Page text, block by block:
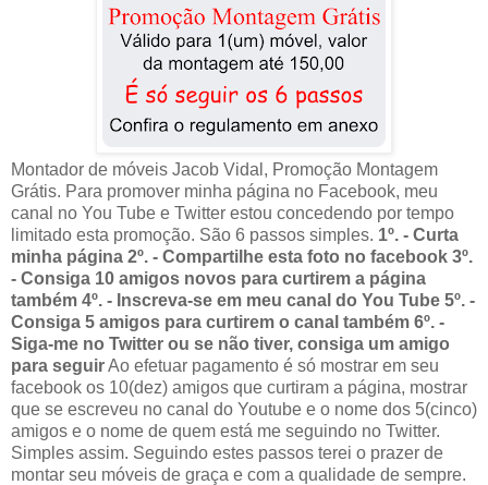
Montador de móveis Jacob Vidal, Promoção Montagem
Grátis. Para promover minha página no Facebook, meu
canal no You Tube e Twitter estou concedendo por tempo
limitado esta promoção. São 6 passos simples. 1º. - Curta
minha página 2º. - Compartilhe esta foto no facebook 3º.
- Consiga 10 amigos novos para curtirem a página
também 4º. - Inscreva-se em meu canal do You Tube 5º. -
Consiga 5 amigos para curtirem o canal também 6º. -
Siga-me no Twitter ou se não tiver, consiga um amigo
para seguirAo efetuar pagamento é só mostrar em seu
facebook os 10(dez) amigos que curtiram a página, mostrar
que se escreveu no canal do Youtube e o nome dos 5(cinco)
amigos e o nome de quem está me seguindo no Twitter.
Simples assim. Seguindo estes passos terei o prazer de
montar seu móveis de graça e com a qualidade de sempre.